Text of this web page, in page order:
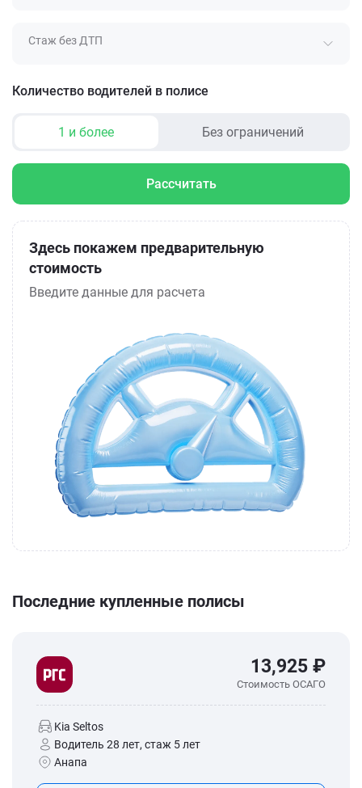
Стаж без ДТП
Количество водителей в полисе
1 и более Без ограничений
Рассчитать
Здесь покажем предварительную
стоимость
Введите данные для расчета
Последние купленные полисы
13,925 ₽
Стоимость ОСАГО
Kia Seltos
Водитель 28 лет, стаж 5 лет
Анапа